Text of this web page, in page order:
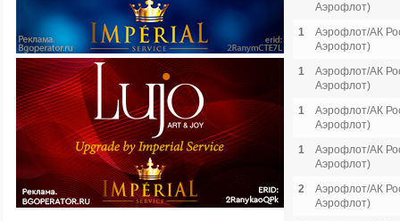
Аэрофлот)
1
Аэрофлот/АК
Аэрофлот)
1
Аэрофлот/АК
Аэрофлот)
1
Аэрофлот/АК
Аэрофлот)
1
Аэрофлот/АК
Аэрофлот)
2
Аэрофлот/АК
Аэрофлот)